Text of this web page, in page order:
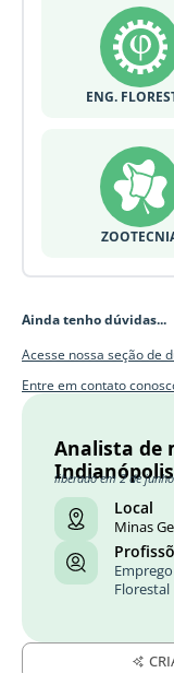
ENG.
Ainda tenho dúvidas...
Acesse nossa seção de
Entre em contato
Analista de
liberado em 2 de
Local
Minas
Florestal